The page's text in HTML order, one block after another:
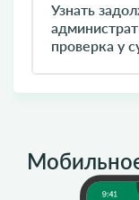
Узнать
проверка у